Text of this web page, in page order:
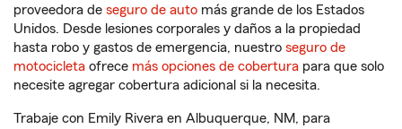
proveedora de seguro de auto más grande de los Estados
Unidos. Desde lesiones corporales y daños a la propiedad
hasta robo y gastos de emergencia, nuestro seguro de
motocicleta ofrece más opciones de cobertura para que solo
necesite agregar cobertura adicional si la necesita.
Trabaje con Emily Rivera en Albuquerque, NM, para